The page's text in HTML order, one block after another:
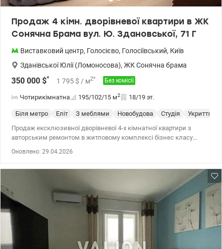
Продаж 4 кімн. дворівневої квартири в ЖК
Сонячна Брама вул. Ю. Здановської, 71 Г
Виставковий центр, Голосієво, Голосіївський, Київ
Зданівської Юлії (Ломоносова), ЖК Сонячна брама
350 000 $* 1 795 $ / м2* Без комісії
Чотирикімнатна 195/102/15 м2 18/19 эт.
Біля метро Еліт З меблями Новобудова Студія Укриття
Продаж ексклюзивної дворівневої 4-х кімнатної квартири з
авторським ремонтом в житловому комплексі бізнес класу
71 Г. Загальна площа квартири 195 м2, житлова - 102 м2.
вітальня зі столовою зоною та затишною зоною відпочинку
площею 30 кв.м., кухня-студія, окрема спальня 26 кв.м. з
виходом на балкон, гостьовий с/в з душовою, господарське
приміщення з пральною та сушильною машинами, бойлером.
Другий рівень - майстер-спальня з власним санвузлом та
душовою, 2 окремі кімнати, балкон, ванна кімната з санвузлом.
Квартира дуже тепла та наповнена світлом. Високі стелі 2,70 та 3
Оновлено: 29.04.2026